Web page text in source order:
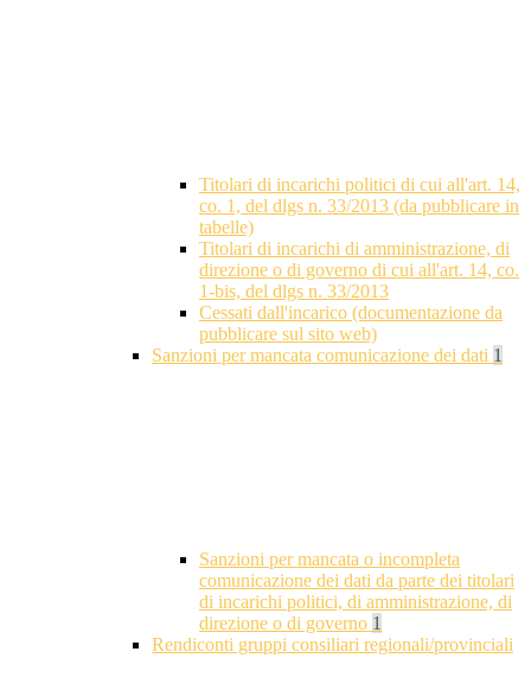
Titolari di incarichi politici di cui all'art. 14,
co. 1, del dlgs n. 33/2013 (da pubblicare in
tabelle)
Titolari di incarichi di amministrazione, di
direzione o di governo di cui all'art. 14, co.
1-bis, del dlgs n. 33/2013
Cessati dall'incarico (documentazione da
pubblicare sul sito web)
Sanzioni per mancata comunicazione dei dati 1
Sanzioni per mancata o incompleta
comunicazione dei dati da parte dei titolari
di incarichi politici, di amministrazione, di
direzione o di governo 1
Rendiconti gruppi consiliari regionali/provinciali